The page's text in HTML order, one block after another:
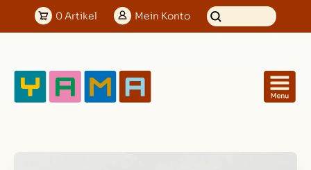
0Artikel Mein Konto